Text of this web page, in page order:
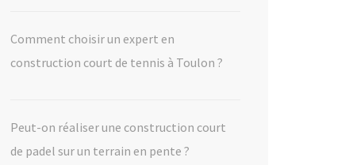
Comment choisir un expert en
construction court de tennis à Toulon ?
Peut-on réaliser une construction court
de padel sur un terrain en pente ?